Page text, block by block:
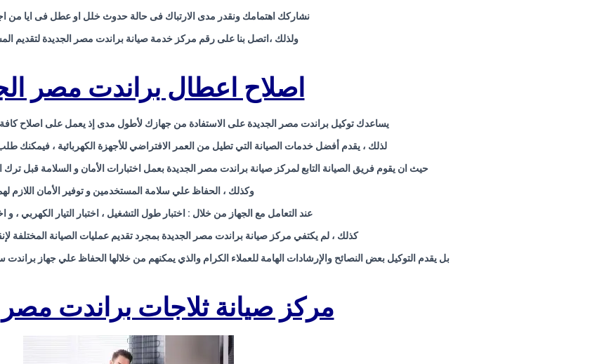
نشاركك اهتمامك ونقدر مدى الارتباك فى حالة حدوث خلل او عطل فى ايا من
ولذلك ،اتصل بنا على رقم مركز خدمة صيانة براندت مصر الجديدة لتقديم
اصلاح اعطال براندت مصر
يساعدك توكيل براندت مصر الجديدة على الاستفادة من جهازك لأطول مدى إذ يعمل على اصلاح
لذلك ، يقدم أفضل خدمات الصيانة التي تطيل من العمر الافتراضي للأجهزة الكهربائية ، فيمكنك
حيث ان يقوم فريق الصيانة التابع لمركز صيانة براندت مصر الجديدة بعمل اختبارات الأمان و السلامة قبل
وكذلك ، الحفاظ علي سلامة المستخدمين و توفير الأمان اللازم
عند التعامل مع الجهاز من خلال : اختبار طول التشغيل ، اختبار التيار الكهربي ، و
كذلك ، لم يكتفي مركز صيانة براندت مصر الجديدة بمجرد تقديم عمليات الصيانة المختلفة
بل يقدم التوكيل بعض النصائح والإرشادات الهامة للعملاء الكرام والذي يمكنهم من خلالها الحفاظ علي جهاز
مركز صيانة ثلاجات براندت مصر